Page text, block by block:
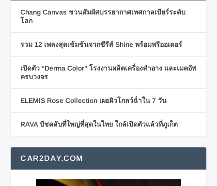
Chang Canvas ชวนสัมผัสบรรยากาศเทศกาลเบียร์ระดับ
โลก
รวม 12 เพลงสุดเข้มข้นจากซีรีส์ Shine พร้อมพรีออเดอร์
เปิดตัว “Derma Color” โรงงานผลิตเครื่องสำอาง และเมคอัพ
ครบวงจร
ELEMIS Rose Collection เผยผิวโกลว์ฉ่ำใน 7 วัน
RAVA บีชคลับที่ใหญ่ที่สุดในไทย ใกล้เปิดตัวแล้วที่ภูเก็ต
CAR2DAY.COM